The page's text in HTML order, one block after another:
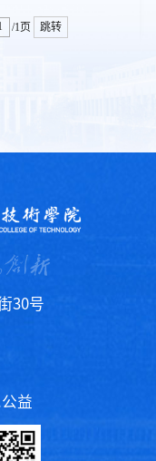
科研实力与
续学校将强
就业研究核
提供理论研究
，学校将严格
，力求形成具
成果，以科研
课题名称申报
大学生返乡就
/1页 跳转
30号
益